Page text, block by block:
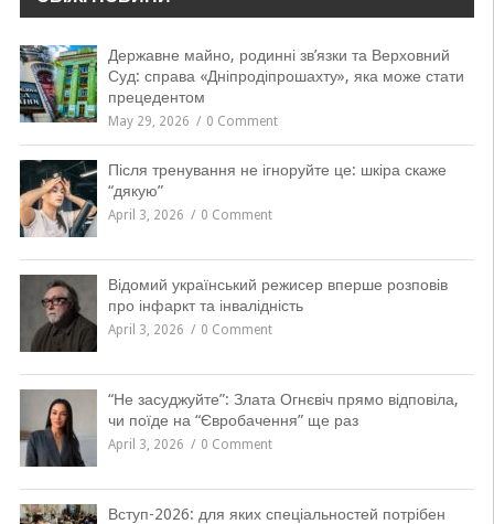
Державне майно, родинні зв’язки та Верховний
Суд: справа «Дніпродіпрошахту», яка може стати
прецедентом
May 29, 2026 0 Comment
Після тренування не ігноруйте це: шкіра скаже
“дякую”
April 3, 2026 0 Comment
Відомий український режисер вперше розповів
про інфаркт та інвалідність
April 3, 2026 0 Comment
“Не засуджуйте”: Злата Огнєвіч прямо відповіла,
чи поїде на “Євробачення” ще раз
April 3, 2026 0 Comment
Вступ-2026: для яких спеціальностей потрібен